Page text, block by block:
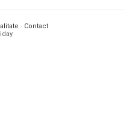
· Contact